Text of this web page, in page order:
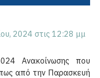
2024 στις 12:28 μμ
Ανακοίνωσης που
από την Παρασκευή